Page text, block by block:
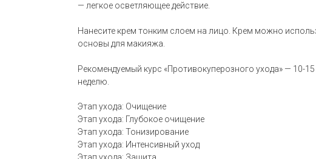
— легкое осветляющее действие.
Нанесите крем тонким слоем на лицо. Крем можно
основы для макияжа.
Рекомендуемый курс «Противокуперозного ухода» — 10-15
неделю.
Этап ухода: Очищение
Этап ухода: Глубокое очищение
Этап ухода: Тонизирование
Этап ухода: Интенсивный уход